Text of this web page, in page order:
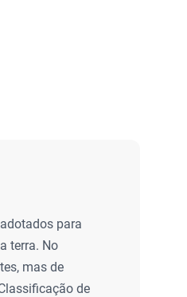
para
terra. No
mas de
de